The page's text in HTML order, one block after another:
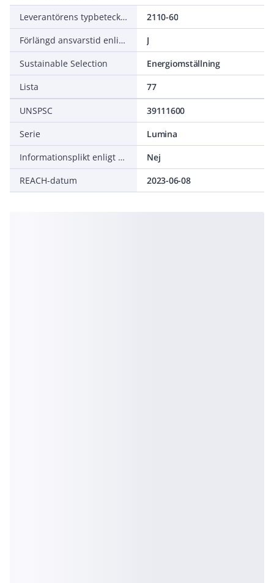
Leverantörens typbeteckning
2110-60
Förlängd ansvarstid enligt ALEM-09
J
Sustainable Selection
Energiomställning
Lista
77
UNSPSC
39111600
Serie
Lumina
Informationsplikt enligt REACH
Nej
REACH-datum
2023-06-08